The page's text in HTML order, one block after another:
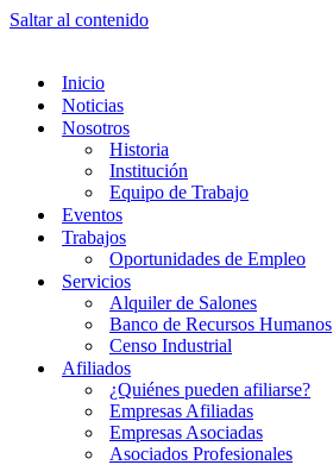
Saltar al contenido
Inicio
Noticias
Nosotros
Historia
Institución
Equipo de Trabajo
Eventos
Trabajos
Oportunidades de Empleo
Servicios
Alquiler de Salones
Banco de Recursos Humanos
Censo Industrial
Afiliados
¿Quiénes pueden afiliarse?
Empresas Afiliadas
Empresas Asociadas
Asociados Profesionales